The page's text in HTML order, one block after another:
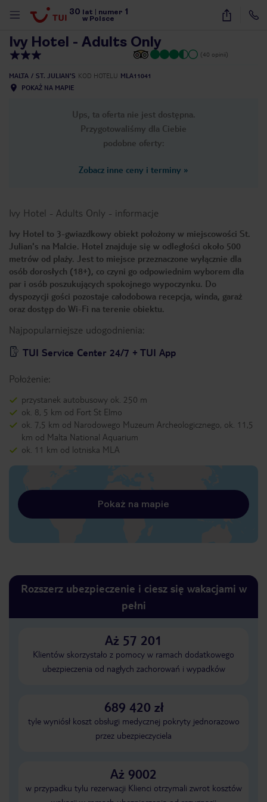
30 lat numer 1
w Polsce
21
Ivy Hotel - Adults Only
(40 opinii)
MALTA ST. JULIAN'S KOD HOTELU MLA11041
POKAŻ NA MAPIE
Ups, ta oferta nie jest dostępna.
Przygotowaliśmy dla Ciebie
podobne oferty:
Zobacz inne ceny i terminy »
Ivy Hotel - Adults Only - informacje
Ivy Hotel to 3-gwiazdkowy obiekt położony w miejscowości St.
Julian's na Malcie. Hotel znajduje się w odległości około 500
metrów od plaży. Jest to miejsce przeznaczone wyłącznie dla
osób dorosłych (18+), co czyni go odpowiednim wyborem dla
par i osób poszukujących spokojnego wypoczynku. Do
dyspozycji gości pozostaje całodobowa recepcja, winda, garaż
oraz dostęp do Wi-Fi na terenie obiektu.
Najpopularniejsze udogodnienia:
TUI Service Center 24/7 + TUI App
Położenie:
przystanek autobusowy ok. 250 m
ok. 8, 5 km od Fort St Elmo
ok. 7,5 km od Narodowego Muzeum Archeologicznego, ok. 11,5
km od Malta National Aquarium
ok. 11 km od lotniska MLA
Pokaż na mapie
Rozszerz ubezpieczenie i ciesz się wakacjami w
pełni
Aż 57 201
Klientów skorzystało z pomocy w ramach dodatkowego
ubezpieczenia od nagłych zachorowań i wypadków
689 420 zł
tyle wyniósł koszt obsługi medycznej pokryty jednorazowo
przez ubezpieczyciela
Aż 9002
w przypadku tylu rezerwacji Klienci otrzymali zwrot kosztów